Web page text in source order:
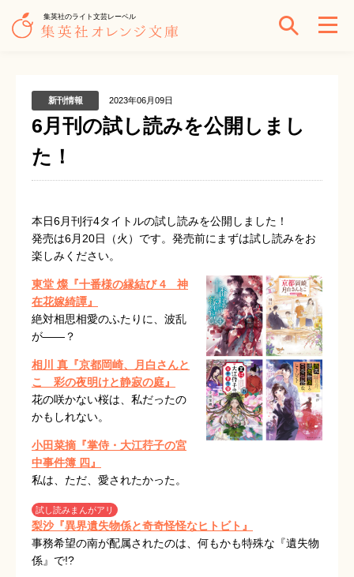
集英社のライト文芸レーベル
新刊情報 2023年06月09日
6月刊の試し読みを公開しまし
た！
本日6月刊行4タイトルの試し読みを公開しました！
発売は6月20日（火）です。発売前にまずは試し読みをお
楽しみください。
東堂 燦『十番様の縁結び 4 神
在花嫁綺譚』
絶対相思相愛のふたりに、波乱
が――？
相川 真『京都岡崎、月白さんと
こ 彩の夜明けと静寂の庭』
花の咲かない桜は、私だったの
かもしれない。
小田菜摘『掌侍・大江荇子の宮
中事件簿 四』
私は、ただ、愛されたかった。
試し読みまんがアリ
梨沙『異界遺失物係と奇奇怪怪なヒトビト』
事務希望の南が配属されたのは、何もかも特殊な『遺失物
係』で!?